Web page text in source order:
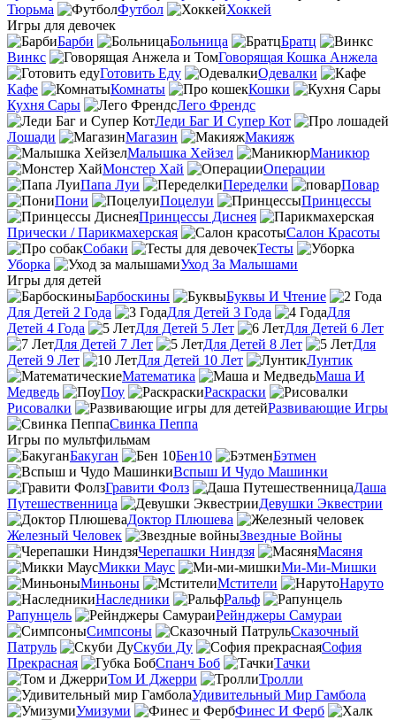
Тюрьма
Футбол
Хоккей
Игры для девочек
Барби
Больница
Братц
Винкс
Говорящая Кошка Анжела
Готовить Еду
Одевалки
Кафе
Комнаты
Кошки
Кухня Сары
Лего Френдс
Леди Баг И Супер Кот
Лошади
Магазин
Макияж
Малышка Хейзел
Маникюр
Монстер Хай
Операции
Папа Луи
Переделки
Повар
Пони
Поцелуи
Принцессы
Принцессы Диснея
Прически / Парикмахерская
Салон Красоты
Собаки
Тесты
Уборка
Уход За Малышами
Игры для детей
Барбоскины
Буквы И Чтение
Для Детей 2 Года
Для Детей 3 Года
Для
Детей 4 Года
Для Детей 5 Лет
Для Детей 6 Лет
Для Детей 7 Лет
Для Детей 8 Лет
Для
Детей 9 Лет
Для Детей 10 Лет
Лунтик
Математика
Маша И
Медведь
Поу
Раскраски
Рисовалки
Развивающие Игры
Свинка Пеппа
Игры по мультфильмам
Бакуган
Бен10
Бэтмен
Вспыш И Чудо Машинки
Гравити Фолз
Даша
Путешественница
Девушки Эквестрии
Доктор Плюшева
Железный Человек
Звездные Войны
Черепашки Ниндзя
Масяня
Микки Маус
Ми-Ми-Мишки
Миньоны
Мстители
Наруто
Наследники
Ральф
Рапунцель
Рейнджеры Самураи
Симпсоны
Сказочный
Патруль
Скуби Ду
София
Прекрасная
Спанч Боб
Тачки
Том И Джерри
Тролли
Удивительный Мир Гамбола
Умизуми
Финес И Ферб